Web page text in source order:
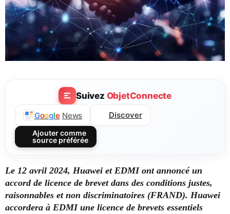
Suivez ObjetConnecte
Google News Discover
Ajouter comme
source préférée
Le 12 avril 2024, Huawei et EDMI ont annoncé un
accord de licence de brevet dans des conditions justes,
raisonnables et non discriminatoires (FRAND). Huawei
accordera à EDMI une licence de brevets essentiels